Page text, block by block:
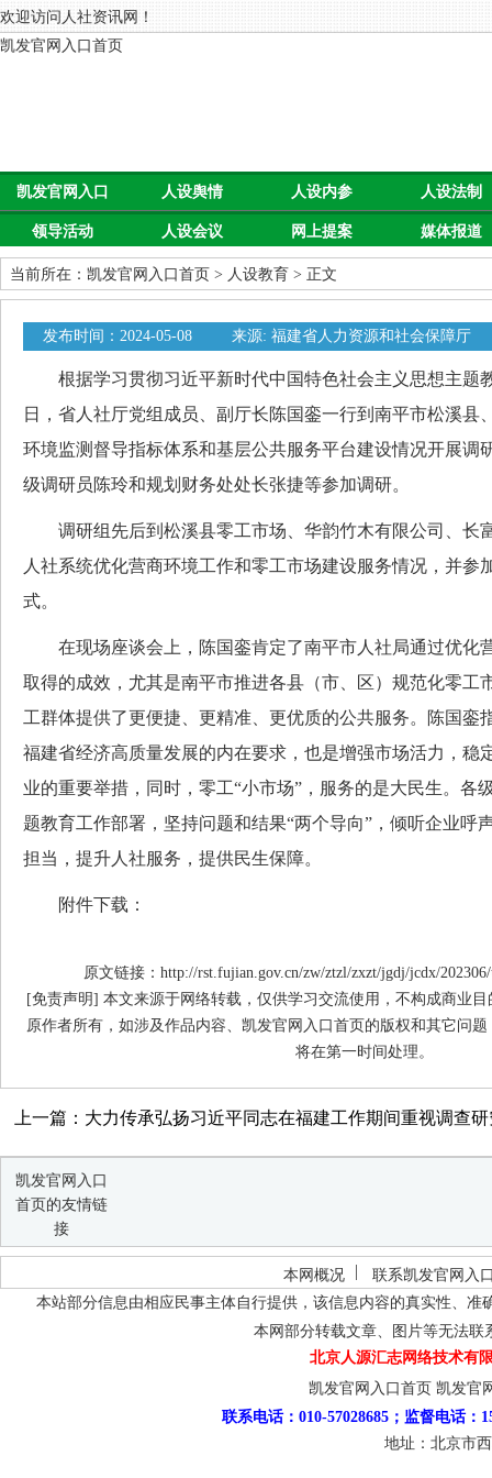
欢迎访问人社资讯网！
凯发官网入口首页
凯发官网入口
首页
人设舆情 人设内参 人设法制
领导活动 人设会议 网上提案 媒体报道
当前所在： 凯发官网入口首页 > 人设教育 > 正文
发布时间：2024-05-08 来源: 福建省人力资源和社会保障厅
根据学习贯彻习近平新时代中国特色社会主义思想主题
日，省人社厅党组成员、副厅长陈国銮一行到南平市松溪县
环境监测督导指标体系和基层公共服务平台建设情况开展调
级调研员陈玲和规划财务处处长张捷等参加调研。
调研组先后到松溪县零工市场、华韵竹木有限公司、长
人社系统优化营商环境工作和零工市场建设服务情况，并参
式。
在现场座谈会上，陈国銮肯定了南平市人社局通过优化
取得的成效，尤其是南平市推进各县（市、区）规范化零工
工群体提供了更便捷、更精准、更优质的公共服务。陈国銮
福建省经济高质量发展的内在要求，也是增强市场活力，稳
业的重要举措，同时，零工“小市场”，服务的是大民生。各
题教育工作部署，坚持问题和结果“两个导向”，倾听企业呼
担当，提升人社服务，提供民生保障。
附件下载：
原文链接：http://rst.fujian.gov.cn/zw/ztzl/zxzt/jgdj/jcdx/202306/
[免责声明] 本文来源于网络转载，仅供学习交流使用，不构成商业
原作者所有，如涉及作品内容、凯发官网入口首页的版权和其它问
将在第一时间处理。
上一篇：大力传承弘扬习近平同志在福建工作期间重视调查
凯发官网入口
首页的友情链
接
本网概况
联系凯发官网入
本站部分信息由相应民事主体自行提供，该信息内容的真实性、准
本网部分转载文章、图片等无法
北京人源汇志网络技术有
凯发官网入口首页 凯发官
联系电话：010-57028685；监督电话：
地址：北京市